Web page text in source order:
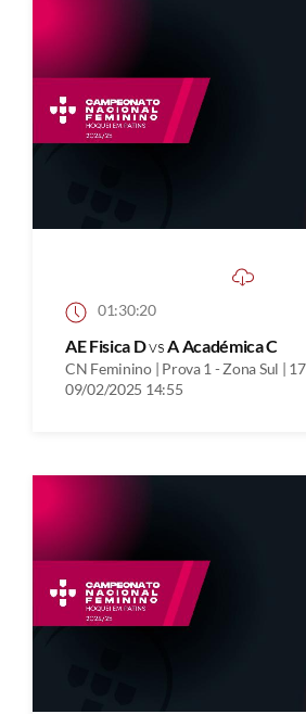
01:30:20
AE Fisica DvsA Académica C
CN Feminino | Prova 1 - Zona Sul |
09/02/2025 14:55